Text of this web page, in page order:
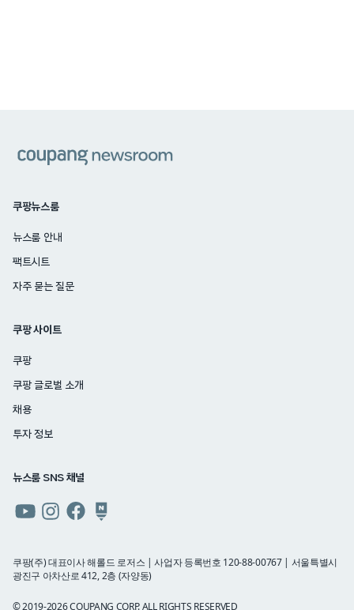
쿠팡뉴스룸
뉴스룸 안내
팩트시트
자주 묻는 질문
쿠팡 사이트
쿠팡
쿠팡 글로벌 소개
채용
투자 정보
뉴스룸 SNS 채널
유튜브인스타그램
페이스북네이버
블로그
쿠팡(주) 대표이사 해롤드 로저스 | 사업자 등록번호 120-88-00767 | 서울특별시
광진구 아차산로 412, 2층 (자양동)
© 2019-2026 COUPANG CORP. ALL RIGHTS RESERVED